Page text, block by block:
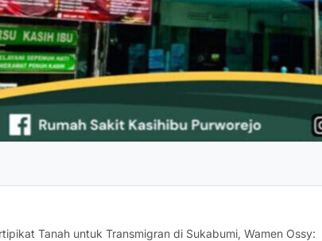
Tanah untuk Transmigran di Sukabumi, Wamen Ossy: